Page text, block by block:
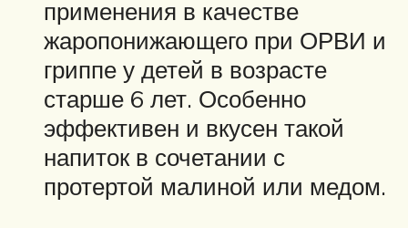
применения в качестве
жаропонижающего при ОРВИ и
гриппе у детей в возрасте
старше 6 лет. Особенно
эффективен и вкусен такой
напиток в сочетании с
протертой малиной или медом.